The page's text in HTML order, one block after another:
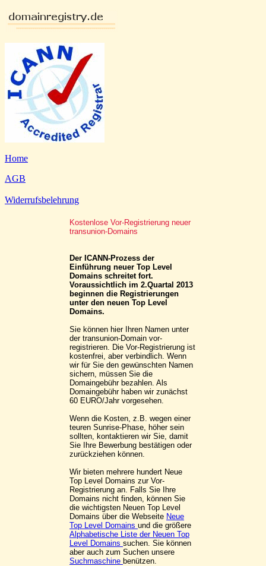
Home
AGB
Widerrufsbelehrung
Kostenlose Vor-Registrierung neuer
transunion-Domains
Der ICANN-Prozess der
Einführung neuer Top Level
Domains schreitet fort.
Voraussichtlich im 2.Quartal 2013
beginnen die Registrierungen
unter den neuen Top Level
Domains.
Sie können hier Ihren Namen unter
der transunion-Domain vor-
registrieren. Die Vor-Registrierung ist
kostenfrei, aber verbindlich. Wenn
wir für Sie den gewünschten Namen
sichern, müssen Sie die
Domaingebühr bezahlen. Als
Domaingebühr haben wir zunächst
60 EURO/Jahr vorgesehen.
Wenn die Kosten, z.B. wegen einer
teuren Sunrise-Phase, höher sein
sollten, kontaktieren wir Sie, damit
Sie Ihre Bewerbung bestätigen oder
zurückziehen können.
Wir bieten mehrere hundert Neue
Top Level Domains zur Vor-
Registrierung an. Falls Sie Ihre
Domains nicht finden, können Sie
die wichtigsten Neuen Top Level
Domains über die Webseite Neue
Top Level Domains und die größere
Alphabetische Liste der Neuen Top
Level Domains suchen. Sie können
aber auch zum Suchen unsere
Suchmaschine benützen.